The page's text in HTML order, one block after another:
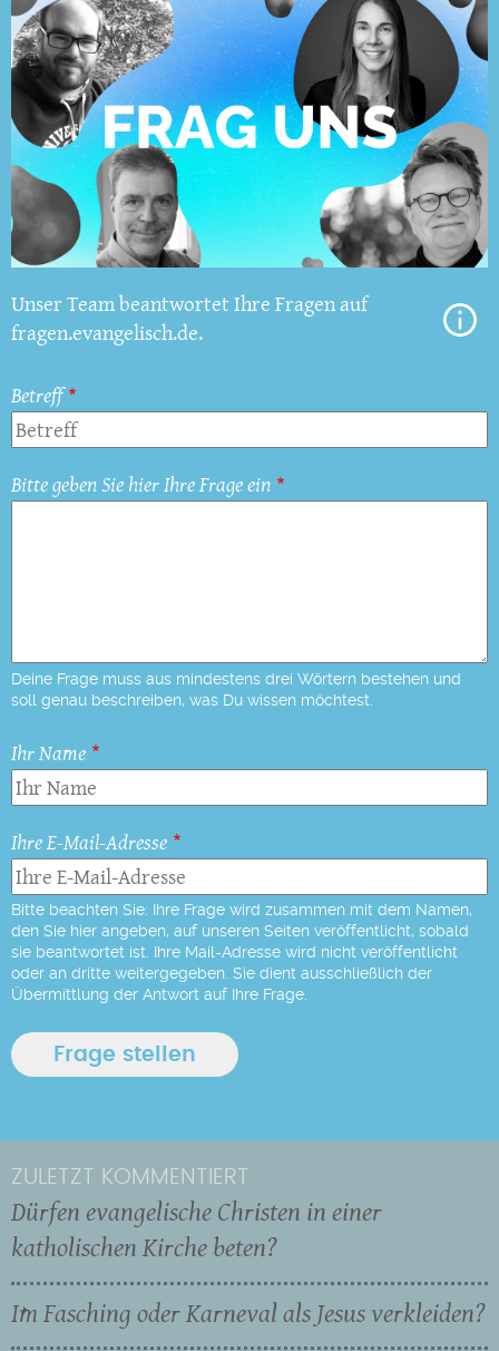
Unser Team beantwortet Ihre Fragen auf
fragen.evangelisch.de.
Betreff
Bitte geben Sie hier Ihre Frage ein
Deine Frage muss aus mindestens drei Wörtern bestehen und
soll genau beschreiben, was Du wissen möchtest.
Ihr Name
Ihre E-Mail-Adresse
Bitte beachten Sie: Ihre Frage wird zusammen mit dem Namen,
den Sie hier angeben, auf unseren Seiten veröffentlicht, sobald
sie beantwortet ist. Ihre Mail-Adresse wird nicht veröffentlicht
oder an dritte weitergegeben. Sie dient ausschließlich der
Übermittlung der Antwort auf Ihre Frage.
ZULETZT KOMMENTIERT
Dürfen evangelische Christen in einer
katholischen Kirche beten?
Im Fasching oder Karneval als Jesus verkleiden?